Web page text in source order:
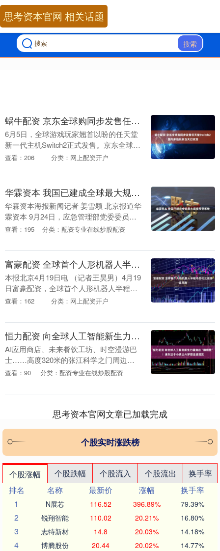
搜索
思考资本官网 相关话题
蜗牛配资 京东全球购同步发售任天堂Switch2 国内多地玩家当天已收货
6月5日，全球游戏玩家翘首以盼的任天堂
新一代主机Switch2正式发售。京东全球购
为消费者带来任天堂官方授权货源，提供
资，就....
查看：206 分类：网上配资开户
华霖资本 我国已建成全球最大规模预警系统
华霖资本海报新闻记者 姜雪颖 北京报道华
霖资本 9月24日，应急管理部党委委员、
中国地震局局长王昆在国新办发布会上表
监测基础....
查看：195 分类：配资专业在线炒股配资
富豪配资 全球首个人形机器人半程马拉松北京亦庄开跑
本报北京4月19日电 （记者王昊男）4月19
日富豪配资，全球首个人形机器人半程马
拉松赛事——2025北京亦庄半程马拉松暨
经济....
查看：162 分类：网上配资开户
恒力配资 向全球人工智能新生力量抛出“橄榄枝”！浦东这个小镇让AI梦想走进现实
AI应用商店、未来餐饮工坊、时空漫游巴
士……高度320米的张江科学之门周边区
域，正在以AI应用场景为牵引，形成全球
人工智能....
查看：90 分类：配资专业在线炒股配资
思考资本官网文章已加载完成
个股实时涨跌榜
个股涨幅 个股跌幅 个股流入 个股流出
换手率
排名
名称 最新价 涨幅
换手率
1
N展芯 116.52 396.89% 79.39%
2 锐翔智能 110.02 20.21% 16.80%
3 志特新材 14.8 20.03% 14.18%
4 博腾股份 20.44 20.02% 14.77%